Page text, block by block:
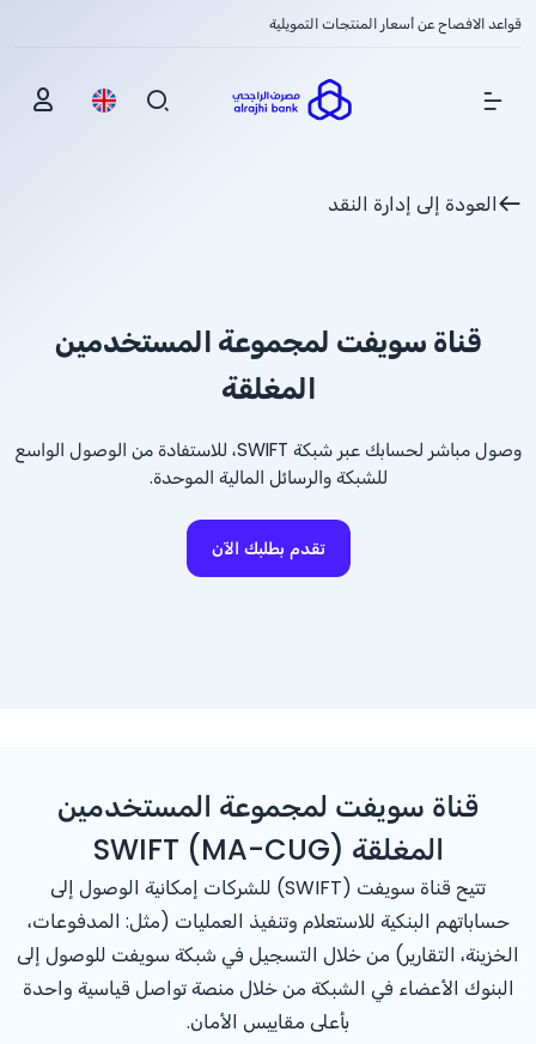
قواعد الافصاح عن أسعار المنتجات التمويلية
Show Menu
العودة إلى إدارة النقد
قناة سويفت لمجموعة المستخدمين
المغلقة
وصول مباشر لحسابك عبر شبكة SWIFT، للاستفادة من الوصول الواسع
للشبكة والرسائل المالية الموحدة.
تقدم بطلبك الآن
قناة سويفت لمجموعة المستخدمين
المغلقة (MA-CUG) SWIFT
تتيح قناة سويفت (SWIFT) للشركات إمكانية الوصول إلى
حساباتهم البنكية للاستعلام وتنفيذ العمليات (مثل: المدفوعات،
الخزينة، التقارير) من خلال التسجيل في شبكة سويفت للوصول إلى
البنوك الأعضاء في الشبكة من خلال منصة تواصل قياسية واحدة
بأعلى مقاييس الأمان.